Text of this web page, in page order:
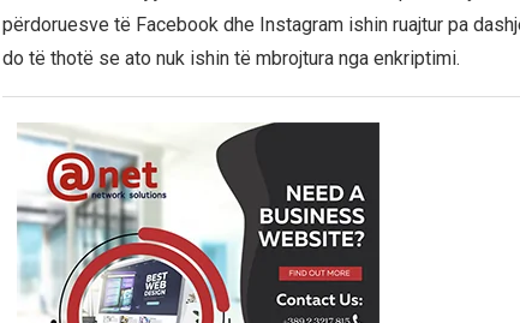
përdoruesve të Facebook dhe Instagram ishin ruajtur pa
do të thotë se ato nuk ishin të mbrojtura nga enkriptimi.